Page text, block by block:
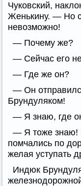
Чуковский,
Женькину. — Но
невозможно!
— Почему же?
— Сейчас его
— Где же он?
— Он
Брундуляком!
— Я знаю, где
— Я тоже знаю!
помчались по
желая уступать
Индюк